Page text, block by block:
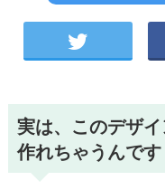
実は、このデザ
作れちゃうんです